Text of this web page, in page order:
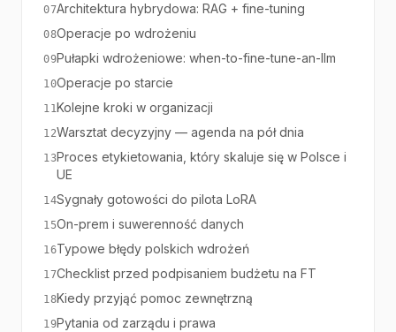
07Architektura hybrydowa: RAG + fine-tuning
08Operacje po wdrożeniu
09Pułapki wdrożeniowe: when-to-fine-tune-an-llm
10Operacje po starcie
11Kolejne kroki w organizacji
12Warsztat decyzyjny — agenda na pół dnia
13Proces etykietowania, który skaluje się w Polsce i
UE
14Sygnały gotowości do pilota LoRA
15On-prem i suwerenność danych
16Typowe błędy polskich wdrożeń
17Checklist przed podpisaniem budżetu na FT
18Kiedy przyjąć pomoc zewnętrzną
19Pytania od zarządu i prawa